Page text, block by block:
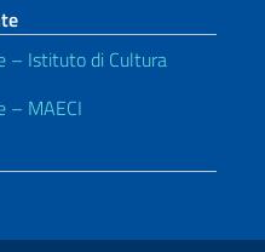
– Istituto di Cultura
– MAECI